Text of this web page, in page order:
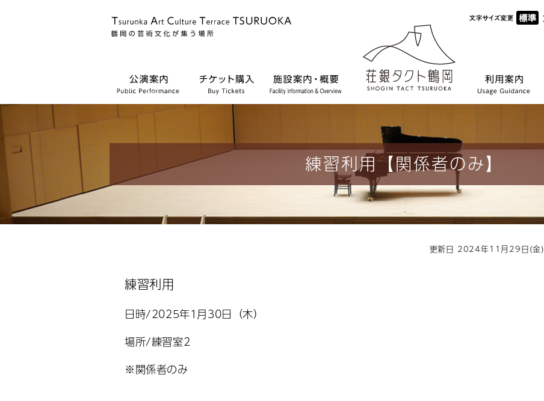
練習利用【関係者のみ】
更新日 2024年11月29日(金)
練習利用
日時/2025年1月30日（木）
場所/練習室2
※関係者のみ